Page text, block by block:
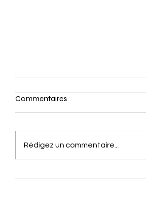
Commentaires
Rédigez un commentaire...